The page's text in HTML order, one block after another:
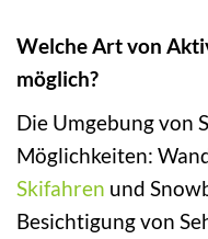
Welche Art von
möglich?
Die Umgebung von
Möglichkeiten:
Skifahren und
Besichtigung von